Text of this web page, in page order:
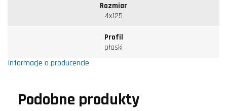
Rozmiar
4x125
Profil
płaski
Informacje o producencie
Podobne produkty